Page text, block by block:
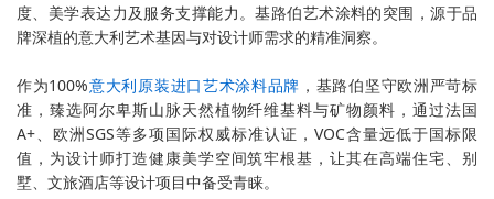
度、美学表达力及服务支撑能力。基路伯艺术涂料的突围，源于品
牌深植的意大利艺术基因与对设计师需求的精准洞察。
作为100%意大利原装进口艺术涂料品牌 ，基路伯坚守欧洲严苛标
准，臻选阿尔卑斯山脉天然植物纤维基料与矿物颜料，通过法国
A+、欧洲SGS等多项国际权威标准认证，VOC含量远低于国标限
值，为设计师打造健康美学空间筑牢根基，让其在高端住宅、别
墅、文旅酒店等设计项目中备受青睐。